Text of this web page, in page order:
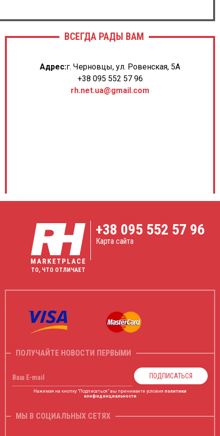
ВСЕГДА РАДЫ ВАМ
Адрес:г. Черновцы, ул. Ровенская, 5А
+38 095 552 57 96
rh.net.ua@gmail.com
ТО, ЧТО ОТЛИЧАЕТ
+38 095 552 57 96
Карта сайта
ПОЛУЧАЙТЕ НОВОСТИ ПЕРВЫМИ
Ваш E-mail ПОДПИСАТЬСЯ
Нажимая на кнопку "Подписаться" вы принимаете условия политики
конфиденциальности
МЫ В СОЦИАЛЬНЫХ СЕТЯХ